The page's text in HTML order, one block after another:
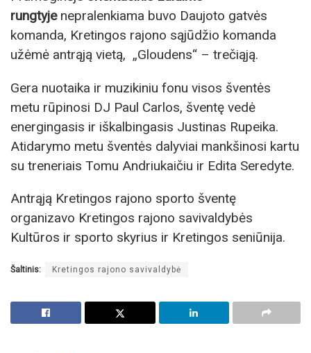
rungtyjenepralenkiama buvo Daujoto gatvės
komanda, Kretingos rajono sąjūdžio komanda
užėmė antrąją vietą, „Gloudens“ – trečiąją.
Gera nuotaika ir muzikiniu fonu visos šventės
metu rūpinosi DJ Paul Carlos, šventę vedė
energingasis ir iškalbingasis Justinas Rupeika.
Atidarymo metu šventės dalyviai mankšinosi kartu
su treneriais Tomu Andriukaičiu ir Edita Seredyte.
Antrąją Kretingos rajono sporto šventę
organizavo Kretingos rajono savivaldybės
Kultūros ir sporto skyrius ir Kretingos seniūnija.
Šaltinis: Kretingos rajono savivaldybė